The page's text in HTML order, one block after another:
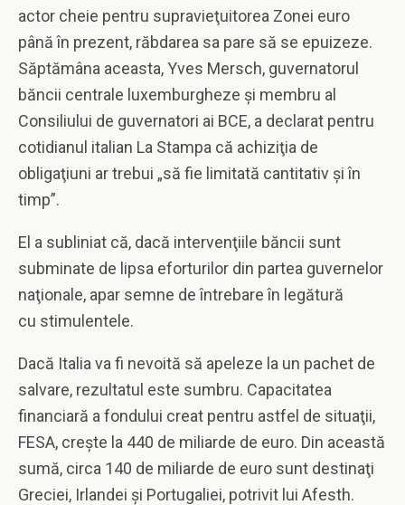
actor cheie pentru supravieţuitorea Zonei euro
până în prezent, răbdarea sa pare să se epuizeze.
Săptămâna aceasta, Yves Mersch, guvernatorul
băncii centrale luxemburgheze şi membru al
Consiliului de guvernatori ai BCE, a declarat pentru
cotidianul italian La Stampa că achiziţia de
obligaţiuni ar trebui „să fie limitată cantitativ şi în
timp”.
El a subliniat că, dacă intervenţiile băncii sunt
subminate de lipsa eforturilor din partea guvernelor
naţionale, apar semne de întrebare în legătură
cu stimulentele.
Dacă Italia va fi nevoită să apeleze la un pachet de
salvare, rezultatul este sumbru. Capacitatea
financiară a fondului creat pentru astfel de situaţii,
FESA, creşte la 440 de miliarde de euro. Din această
sumă, circa 140 de miliarde de euro sunt destinaţi
Greciei, Irlandei şi Portugaliei, potrivit lui Afesth.